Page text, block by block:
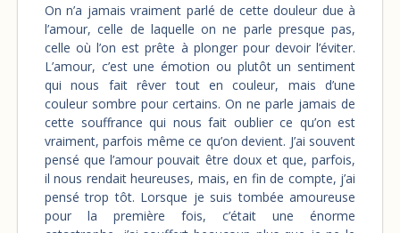
On n’a jamais vraiment parlé de cette douleur due à
l’amour, celle de laquelle on ne parle presque pas,
celle où l’on est prête à plonger pour devoir l’éviter.
L’amour, c’est une émotion ou plutôt un sentiment
qui nous fait rêver tout en couleur, mais d’une
couleur sombre pour certains. On ne parle jamais de
cette souffrance qui nous fait oublier ce qu’on est
vraiment, parfois même ce qu’on devient. J’ai souvent
pensé que l’amour pouvait être doux et que, parfois,
il nous rendait heureuses, mais, en fin de compte, j’ai
pensé trop tôt. Lorsque je suis tombée amoureuse
pour la première fois, c’était une énorme